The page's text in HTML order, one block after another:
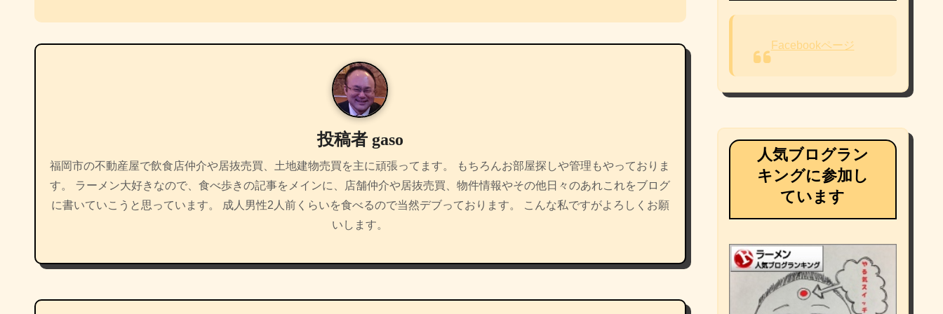
ナ
ビ
ョ
ン
投稿者 gaso
福岡市の不動産屋で飲食店仲介や居抜売買、土地建物売買を主に頑張ってます。 もちろんお部屋探しや管理もやっておりま
す。 ラーメン大好きなので、食べ歩きの記事をメインに、店舗仲介や居抜売買、物件情報やその他日々のあれこれをブログ
に書いていこうと思っています。 成人男性2人前くらいを食べるので当然デブっております。 こんな私ですがよろしくお願
いします。
Facebookページ
人気ブログラン
キングに参加し
ています